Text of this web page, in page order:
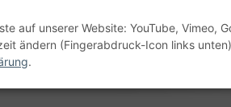
auf unserer Website: YouTube, Vimeo,
ändern (Fingerabdruck-Icon links
.